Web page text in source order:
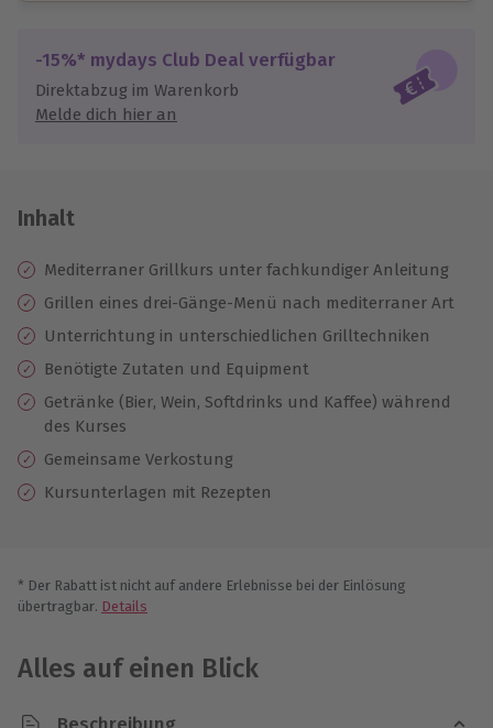
Jeder Gutschein für alle Erlebnisse einlösbar.
Maximale Sicherheit
10 Jahre gültig & verlängerbar.
-15%* mydays Club Deal verfügbar
Direktabzug im Warenkorb
Melde dich hier an
Inhalt
Mediterraner Grillkurs unter fachkundiger Anleitung
Grillen eines drei-Gänge-Menü nach mediterraner Art
Unterrichtung in unterschiedlichen Grilltechniken
Benötigte Zutaten und Equipment
Getränke (Bier, Wein, Softdrinks und Kaffee) während
des Kurses
Gemeinsame Verkostung
Kursunterlagen mit Rezepten
* Der Rabatt ist nicht auf andere Erlebnisse bei der Einlösung
übertragbar. Details
Alles auf einen Blick